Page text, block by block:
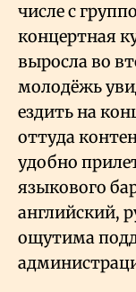
числе с
концертная
выросла во
молодёжь
ездить на
оттуда
удобно
языкового
английский,
ощутима